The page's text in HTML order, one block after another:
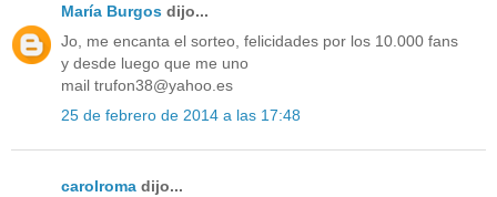
María Burgos dijo...
Jo, me encanta el sorteo, felicidades por los 10.000 fans
y desde luego que me uno
mail trufon38@yahoo.es
25 de febrero de 2014 a las 17:48
carolroma dijo...